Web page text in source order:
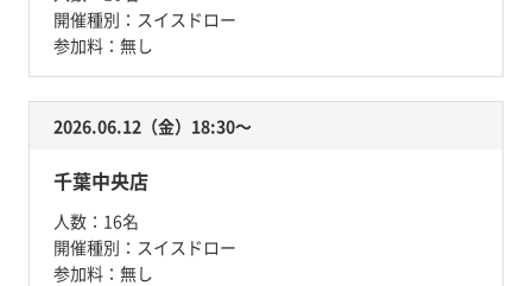
開催種別： スイスドロー
参加料： 無し
2026.06.12（金）18:30〜
千葉中央店
人数： 16名
開催種別： スイスドロー
参加料： 無し